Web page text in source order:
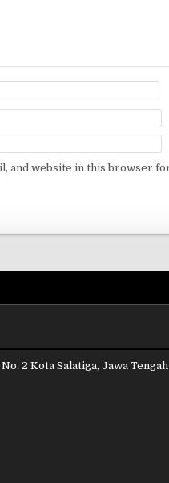
and website in this browser
2 Kota Salatiga, Jawa